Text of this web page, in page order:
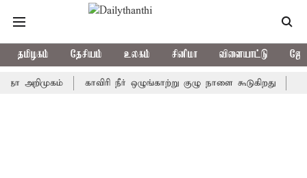
தமிழகம் தேசியம் உலகம் சினிமா விளையாட்டு
காவிரி நீர் ஒழுங்காற்று குழு நாளை கூடுகிறது ஒரு